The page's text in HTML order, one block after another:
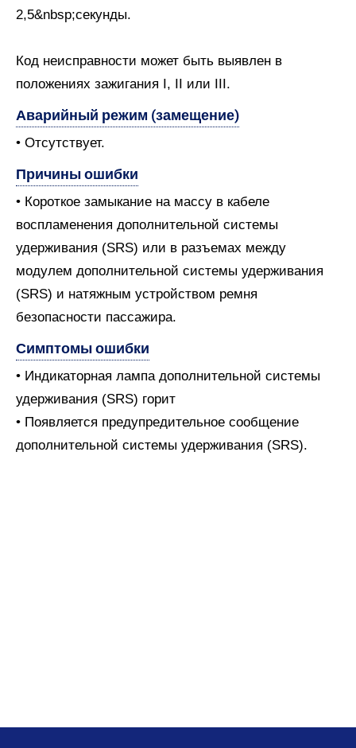
2,5&nbsp;секунды.
Код неисправности может быть выявлен в
положениях зажигания I, II или III.
Аварийный режим (замещение)
• Отсутствует.
Причины ошибки
• Короткое замыкание на массу в кабеле
воспламенения дополнительной системы
удерживания (SRS) или в разъемах между
модулем дополнительной системы удерживания
(SRS) и натяжным устройством ремня
безопасности пассажира.
Симптомы ошибки
• Индикаторная лампа дополнительной системы
удерживания (SRS) горит
• Появляется предупредительное сообщение
дополнительной системы удерживания (SRS).